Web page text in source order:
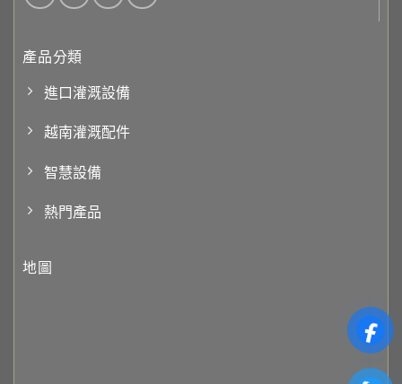
產品分類
進口灌溉設備
越南灌溉配件
智慧設備
熱門產品
地圖